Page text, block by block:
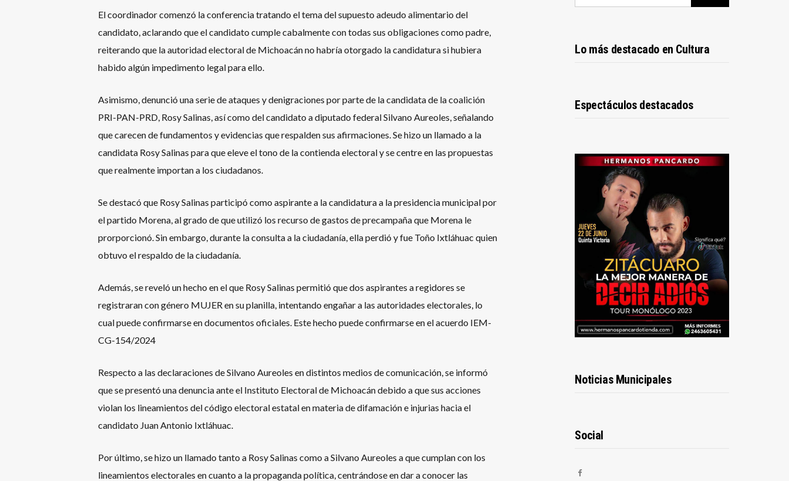
El coordinador comenzó la conferencia tratando el tema del supuesto adeudo alimentario del
candidato, aclarando que el candidato cumple cabalmente con todas sus obligaciones como padre,
reiterando que la autoridad electoral de Michoacán no habría otorgado la candidatura si hubiera
habido algún impedimento legal para ello.
Asimismo, denunció una serie de ataques y denigraciones por parte de la candidata de la coalición
PRI-PAN-PRD, Rosy Salinas, así como del candidato a diputado federal Silvano Aureoles, señalando
que carecen de fundamentos y evidencias que respalden sus afirmaciones. Se hizo un llamado a la
candidata Rosy Salinas para que eleve el tono de la contienda electoral y se centre en las propuestas
que realmente importan a los ciudadanos.
Se destacó que Rosy Salinas participó como aspirante a la candidatura a la presidencia municipal por
el partido Morena, al grado de que utilizó los recurso de gastos de precampaña que Morena le
prorporcionó. Sin embargo, durante la consulta a la ciudadanía, ella perdió y fue Toño Ixtláhuac quien
obtuvo el respaldo de la ciudadanía.
Además, se reveló un hecho en el que Rosy Salinas permitió que dos aspirantes a regidores se
registraran con género MUJER en su planilla, intentando engañar a las autoridades electorales, lo
cual puede confirmarse en documentos oficiales. Este hecho puede confirmarse en el acuerdo IEM-
CG-154/2024
Respecto a las declaraciones de Silvano Aureoles en distintos medios de comunicación, se informó
que se presentó una denuncia ante el Instituto Electoral de Michoacán debido a que sus acciones
violan los lineamientos del código electoral estatal en materia de difamación e injurias hacia el
candidato Juan Antonio Ixtláhuac.
Por último, se hizo un llamado tanto a Rosy Salinas como a Silvano Aureoles a que cumplan con los
lineamientos electorales en cuanto a la propaganda política, centrándose en dar a conocer las
Lo más destacado en Cultura
Espectáculos destacados
Noticias Municipales
Social